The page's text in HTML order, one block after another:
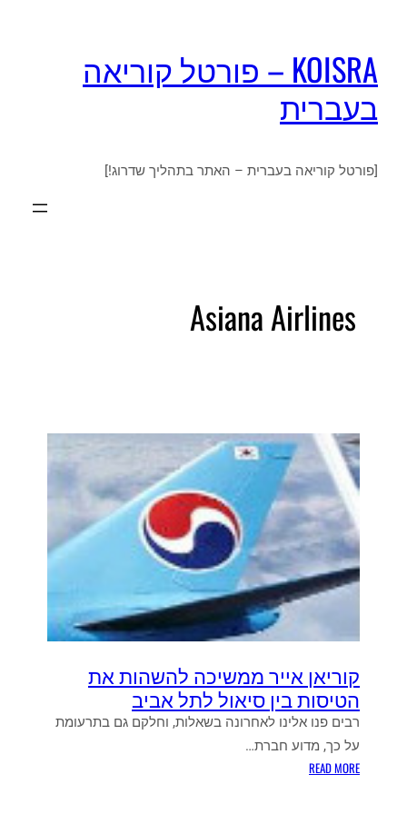
KOISRA – פורטל קוריאה
בעברית
[פורטל קוריאה בעברית – האתר בתהליך שדרוג!]
Asiana Airlines
קוריאן אייר ממשיכה להשהות את
הטיסות בין סיאול לתל אביב
רבים פנו אלינו לאחרונה בשאלות, וחלקם גם בתרעומת
על כך, מדוע חברת…
READ MORE
: